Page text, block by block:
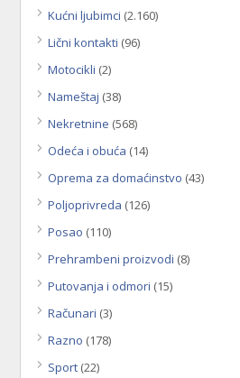
Kućni ljubimci (2.160)
Lični kontakti (96)
Motocikli (2)
Nameštaj (38)
Nekretnine (568)
Odeća i obuća (14)
Oprema za domaćinstvo (43)
Poljoprivreda (126)
Posao (110)
Prehrambeni proizvodi (8)
Putovanja i odmori (15)
Računari (3)
Razno (178)
Sport (22)